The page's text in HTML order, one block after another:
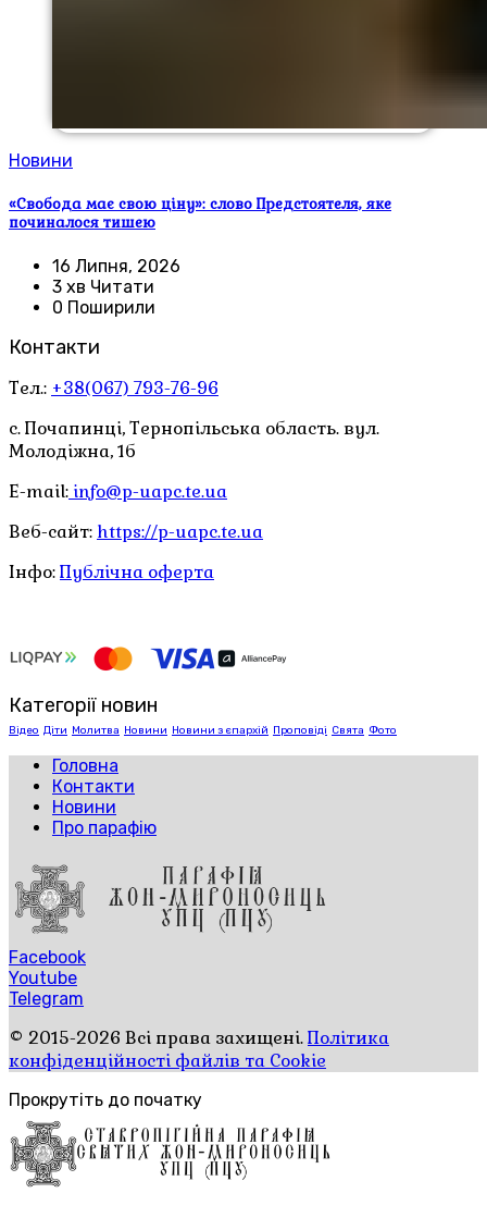
Новини
«Свобода має свою ціну»: слово Предстоятеля, яке
починалося тишею
16 Липня, 2026
3 хв Читати
0 Поширили
Контакти
Тел.: +38(067) 793-76-96
с. Почапинці, Тернопільська область. вул.
Молодіжна, 1б
E-mail: info@p-uapc.te.ua
Веб-сайт: https://p-uapc.te.ua
Інфо:Публічна оферта
Категорії новин
Відео Діти Молитва Новини Новини з єпархій Проповіді Свята Фото
Головна
Контакти
Новини
Про парафію
Facebook
Youtube
Telegram
© 2015-2026 Всі права захищені.Політика
конфіденційності файлів та Cookie
Прокрутіть до початку